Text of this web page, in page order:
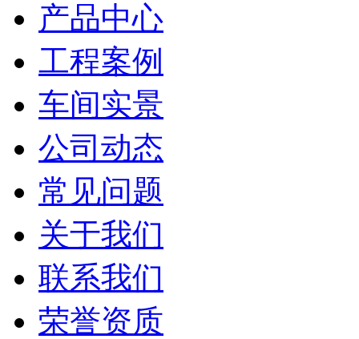
产品中心
工程案例
车间实景
公司动态
常见问题
关于我们
联系我们
荣誉资质